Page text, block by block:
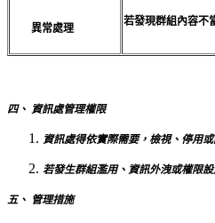
異常處理
若發現群組內容不
四、 資訊處管理權限
資訊處得依實際需要，檢視、停用
若發生群組濫用、資訊外洩或權限
五、 管理措施